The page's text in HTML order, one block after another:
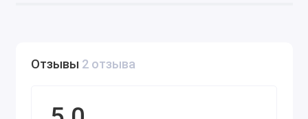
(функциональность может быть ограничена).
ОС: Windows 10/11 (не Home версия).
Отзывы 2 отзыва